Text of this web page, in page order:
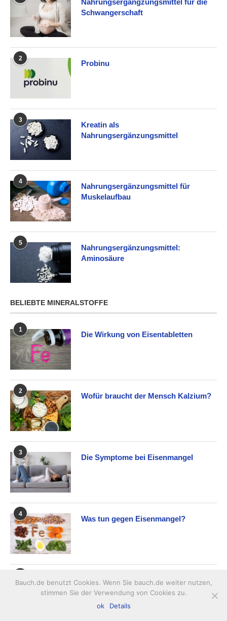
Nahrungsergängzungsmittel für die
Schwangerschaft
2
Probinu
3
Kreatin als
Nahrungsergänzungsmittel
4
Nahrungsergänzungsmittel für
Muskelaufbau
5
Nahrungsergänzungsmittel:
Aminosäure
BELIEBTE MINERALSTOFFE
1
Die Wirkung von Eisentabletten
2
Wofür braucht der Mensch Kalzium?
3
Die Symptome bei Eisenmangel
4
Was tun gegen Eisenmangel?
Mengenelement: Schwefel
Bauch.de benutzt Cookies. Wenn Sie bauch.de weiter nutzen,
stimmen Sie der Verwendung von Cookies zu.
ok
Details